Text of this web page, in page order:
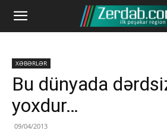
XƏBƏRLƏR
Bu dünyada
yoxdur…
09/04/2013